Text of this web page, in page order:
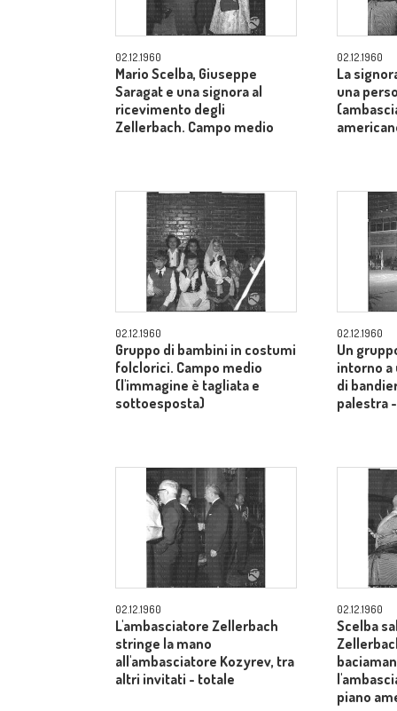
02.12.1960
Mario Scelba, Giuseppe
Saragat e una signora al
ricevimento degli
Zellerbach. Campo medio
02.12.1960
La
una
02.12.1960
Gruppo di bambini in costumi
folclorici. Campo medio
(l'immagine è tagliata e
sottoesposta)
02.12.1960
Un
intorno a
di
palestra
02.12.1960
L'ambasciatore Zellerbach
stringe la mano
all'ambasciatore Kozyrev, tra
altri invitati - totale
02.12.1960
Scelba
piano